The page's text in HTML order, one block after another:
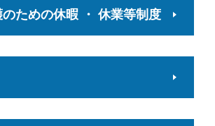
ための休暇 ・ 休業等制度